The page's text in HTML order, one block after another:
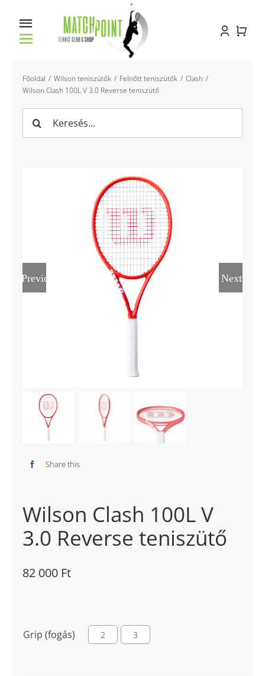
Toggle
Főoldal
Racket service
Pályabérlés
Főoldal Wilson teniszütők Felnőtt teniszütők
Clash
Wilson Clash 100L V 3.0 Reverse teniszütő
Previous Next
Share this
Wilson Clash 100L V
3.0 Reverse teniszütő
82 000 Ft
Grip (fogás) 2 3